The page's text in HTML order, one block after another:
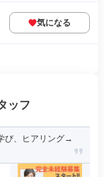
気になる
ッフ
び、ヒアリング→